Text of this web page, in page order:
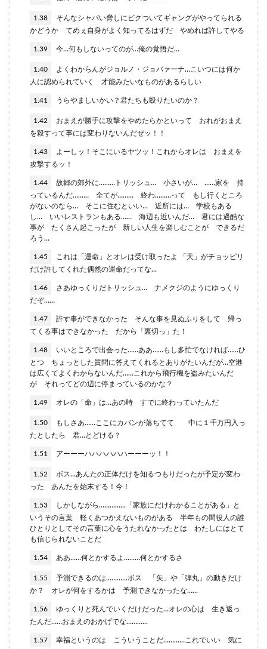
1.38
そんなシャバい脅しにビクついてギャングがやってられる
かどうか てめぇ自身がよく知ってるはずだ やめれば許してやる
1.39 今…何もしないってのが…俺の覚悟だ…
1.40
よくわからんがジョルノ・ジョバァーナ…こいつには何か
人に認められていく 才能みたいなものがあるらしい
1.41 うらやましいかい？君たちも殴りたいのか？
1.42
おまえが勝手に攻撃をやめたらかといって おれがおまえ
を殺すって事には変わりないんだぜッ！！
1.43
よーしッ！そこにいるヤツッ！これからオレは おまえを
攻撃するッ！
1.44
故郷の郊外に………トリッシュ… 小さいが… ……家を 持
っているんだ……… 全てが……… 終わ………って もし行くところ
がないのなら… そこに住むといい… 近所には… 学校もある
し… いいレストランもある…… 海辺も近いんだ… 君には過酷な
事が たくさん起こったが 新しい人生を楽しむことが できるだ
ろう…
1.45
これは「運命」とオレは受け取ったよ 「天」がチョッピリ
だけ許してくれた偶然の運命だってな…
1.46
さあゆっくりだトリッシュ… ナメクジのようにゆっくり
だぞ……
1.47
許す事ができなかった そんな事を見ぬふりをして 帰っ
てくる事はできなかった だから「裏切っ」た！
1.48
いいところで出会った……ああ……もし多忙でなければ……ひ
とつ ちょっとした質問に答えてくれるとありがたいんだが…空港
は広くてよくわからないんだ……これから飛行機を盗みたいんだ
が それってどの辺に停まっているのかな？
1.49 オレの「命」は…あの時 すでに終わっていたんだ
1.50
もしさあ……ここにカバンが落ちてて 中に１千万円入っ
たとしたら 君…とどける？
1.51 アーーーハハハハハハーーーッ！！
1.52
ボス…あんたの正体だけを知るつもりだったが予定が変わ
った あんたを始末する！今！
1.53
しかしながら……………「家族にだけわかることがある」と
いうその言葉 軽くあつかえないものがある 半年もの間役人の誰
ひとりとしてその言葉に心をうたれなかったとは わたしにはとて
も信じられないことだ
1.54 ああ……何とかするよ………何とかするさ
1.55
予測できるのは…………ボス 「矢」や「弾丸」の動きだけ
か？ オレが何をするかは 予測できなかったな……
1.56
ゆっくりと死んでいくだけだった…オレの心は 生き返っ
たんだ……おまえのおかげでな…………
1.57 幸福というのは こういうことだ…………これでいい 気に